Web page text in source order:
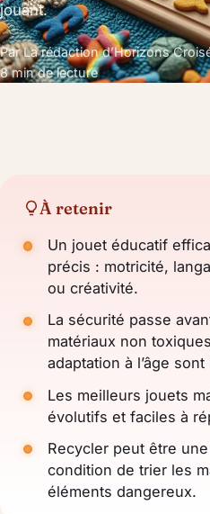
jouant.
Par La rédaction d’Horizons
8 min de lecture
À retenir
Un jouet éducatif
précis : motricité,
ou créativité.
La sécurité passe
matériaux non
adaptation à l’âge
Les meilleurs jouets
évolutifs et faciles à
Recycler peut être
condition de trier les
éléments dangereux.